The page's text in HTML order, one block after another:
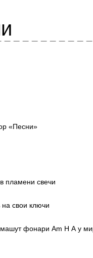
«Песни»
пламени свечи
свои ключи
фонари Am H А у